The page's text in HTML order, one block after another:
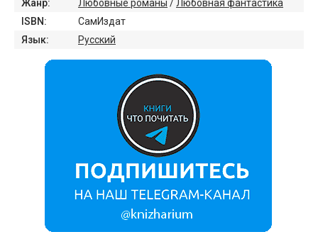
Жанр: Любовные романы / Любовная фантастика
ISBN:
СамИздат
Язык:
Русский